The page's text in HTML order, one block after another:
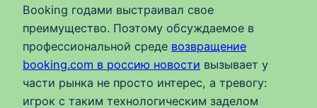
Booking годами выстраивал свое
преимущество. Поэтому обсуждаемое в
профессиональной среде возвращение
booking.com в россию новости вызывает у
части рынка не просто интерес, а тревогу:
игрок с таким технологическим заделом